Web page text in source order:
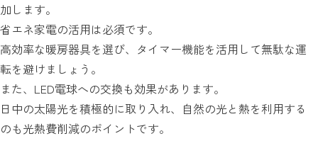
加します。
省エネ家電の活用は必須です。
高効率な暖房器具を選び、タイマー機能を活用して無駄な運
転を避けましょう。
また、LED電球への交換も効果があります。
日中の太陽光を積極的に取り入れ、自然の光と熱を利用する
のも光熱費削減のポイントです。